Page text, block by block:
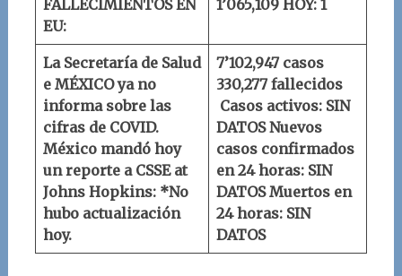
FALLECIMIENTOS EN
EU:
1’065,109 HOY: 1
La Secretaría de Salud
e MÉXICO ya no
informa sobre las
cifras de COVID.
México mandó hoy
un reporte a CSSE at
Johns Hopkins: *No
hubo actualización
hoy.
7’102,947 casos
330,277 fallecidos
Casos activos: SIN
DATOS Nuevos
casos confirmados
en 24 horas: SIN
DATOS Muertos en
24 horas: SIN
DATOS